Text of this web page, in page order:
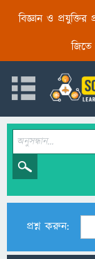
বিজ্ঞান ও প্রযুক্তির
জিতে
প্রশ্ন করুন: